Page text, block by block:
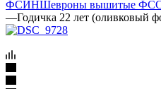
ФСИНШевроны вышитые
—Годичка 22 лет (оливковый